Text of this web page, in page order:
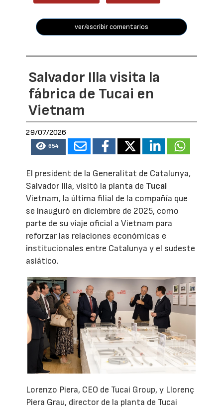
ver/escribir comentarios
Salvador Illa visita la
fábrica de Tucai en
Vietnam
29/07/2026
654
El president de la Generalitat de Catalunya,
Salvador Illa, visitó la planta de Tucai
Vietnam, la última filial de la compañía que
se inauguró en diciembre de 2025, como
parte de su viaje oficial a Vietnam para
reforzar las relaciones económicas e
institucionales entre Catalunya y el sudeste
asiático.
Lorenzo Piera, CEO de Tucai Group, y Llorenç
Piera Grau, director de la planta de Tucai